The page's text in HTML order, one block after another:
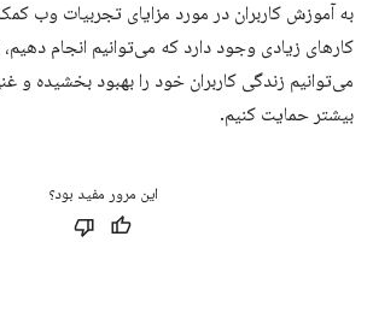
به آموزش کاربران در مورد مزایای تجربیات وب
کارهای زیادی وجود دارد که می‌توانیم انجام
می‌توانیم زندگی کاربران خود را بهبود بخشیده و
بیشتر حمایت کنیم.
این مرور مفید بود؟